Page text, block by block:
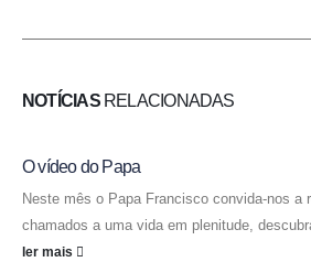
NOTÍCIASRELACIONADAS
O vídeo do Papa
Neste mês o Papa Francisco convida-nos a
chamados a uma vida em plenitude,
ler mais